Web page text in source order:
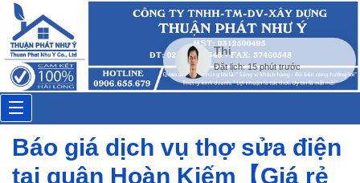
Toggle
navigation
Báo giá dịch vụ thợ sửa điện
tại quận Hoàn Kiếm【Giá rẻ
Thi
Đặt lịch: 15 phút trước